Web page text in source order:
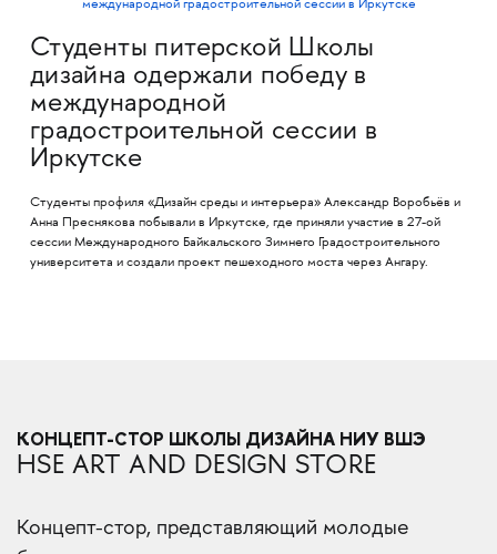
Студенты питерской Школы
дизайна одержали победу в
международной
градостроительной сессии в
Иркутске
Студенты профиля «Дизайн среды и интерьера» Александр Воробьёв и
Анна Преснякова побывали в Иркутске, где приняли участие в 27-ой
сессии Международного Байкальского Зимнего Градостроительного
университета и создали проект пешеходного моста через Ангару.
КОНЦЕПТ-СТОР ШКОЛЫ ДИЗАЙНА НИУ ВШЭ
HSE ART AND DESIGN STORE
Концепт-стор, представляющий молодые